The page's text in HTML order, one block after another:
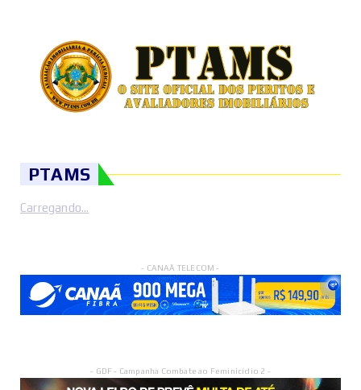
PTAMS
Carregando...
- CANAÃ TELECOM -
- GDF - Campanha Combate ao Feminicídio 2 -